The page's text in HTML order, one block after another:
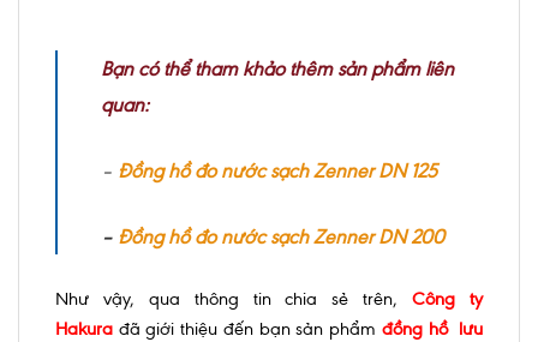
Bạn có thể tham khảo thêm sản phẩm liên
quan:
– Đồng hồ đo nước sạch Zenner DN 125
– Đồng hồ đo nước sạch Zenner DN 200
Như vậy, qua thông tin chia sẻ trên,Công ty
Hakura đã giới thiệu đến bạn sản phẩm đồng hồ lưu